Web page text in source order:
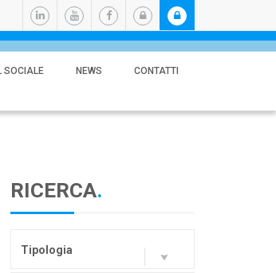
SOCIALE NEWS CONTATTI
RICERCA.
Tipologia